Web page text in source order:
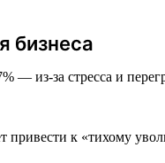
бизнеса
— из-за стресса и
к «тихому